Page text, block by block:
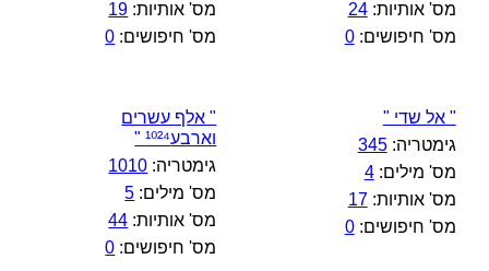
מס' אותיות:24
מס' חיפושים:0
מס' אותיות: 19
מס' חיפושים: 0
" אל שדי "
גימטריה:345
מס' מילים:4
מס' אותיות:17
מס' חיפושים:0
" אלף עשרים
וארבע¹⁰²⁴ "
גימטריה: 1010
מס' מילים: 5
מס' אותיות: 44
מס' חיפושים: 0